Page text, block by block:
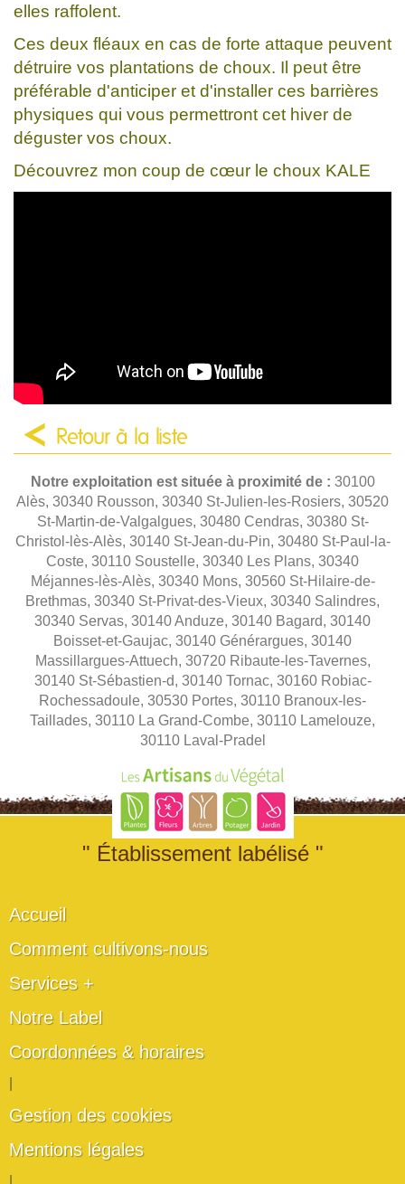
elles raffolent.
Ces deux fléaux en cas de forte attaque peuvent
détruire vos plantations de choux. Il peut être
préférable d'anticiper et d'installer ces barrières
physiques qui vous permettront cet hiver de
déguster vos choux.
Découvrez mon coup de cœur le choux KALE
Retour à la liste
Notre exploitation est située à proximité de : 30100
Alès, 30340 Rousson, 30340 St-Julien-les-Rosiers, 30520
St-Martin-de-Valgalgues, 30480 Cendras, 30380 St-
Christol-lès-Alès, 30140 St-Jean-du-Pin, 30480 St-Paul-la-
Coste, 30110 Soustelle, 30340 Les Plans, 30340
Méjannes-lès-Alès, 30340 Mons, 30560 St-Hilaire-de-
Brethmas, 30340 St-Privat-des-Vieux, 30340 Salindres,
30340 Servas, 30140 Anduze, 30140 Bagard, 30140
Boisset-et-Gaujac, 30140 Générargues, 30140
Massillargues-Attuech, 30720 Ribaute-les-Tavernes,
30140 St-Sébastien-d, 30140 Tornac, 30160 Robiac-
Rochessadoule, 30530 Portes, 30110 Branoux-les-
Taillades, 30110 La Grand-Combe, 30110 Lamelouze,
30110 Laval-Pradel
" Établissement labélisé "
Accueil
Comment cultivons-nous
Services +
Notre Label
Coordonnées & horaires
Gestion des cookies
Mentions légales